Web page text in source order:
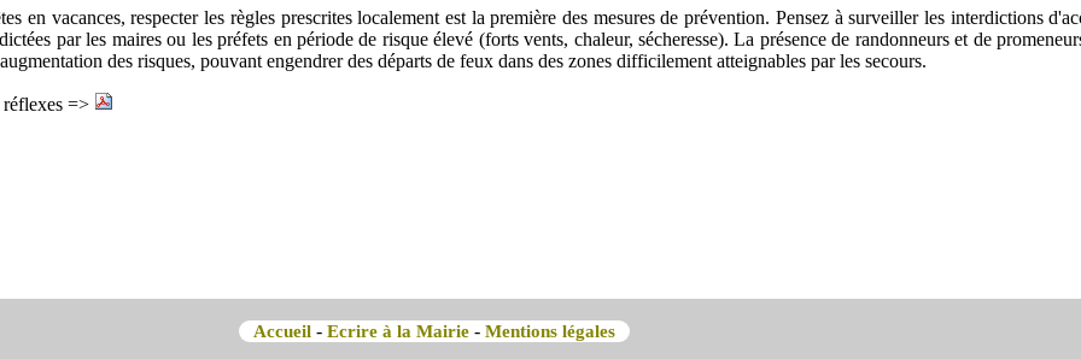
en vacances, respecter les règles prescrites localement est la première des mesures de prévention. Pensez à surveiller les interdictions
par les maires ou les préfets en période de risque élevé (forts vents, chaleur, sécheresse). La présence de randonneurs et de
des risques, pouvant engendrer des départs de feux dans des zones difficilement atteignables par les secours.
=>
Accueil - Ecrire à la Mairie - Mentions légales